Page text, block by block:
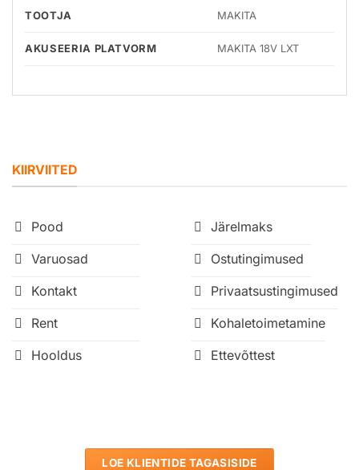
TOOTJA MAKITA
AKUSEERIA PLATVORM MAKITA 18V LXT
KIIRVIITED
Pood
Varuosad
Kontakt
Rent
Hooldus
Järelmaks
Ostutingimused
Privaatsustingimused
Kohaletoimetamine
Ettevõttest
LOE KLIENTIDE TAGASISIDE